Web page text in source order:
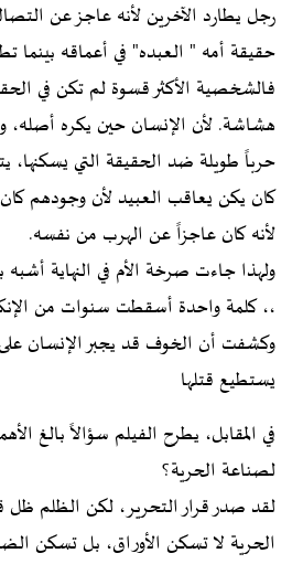
رجل يطارد الآخرين لأنه عاجز عن
حقيقة أمه " العبده" في أعماقه بينما
فالشخصية الأكثر قسوة لم تكن في
هشاشة. لأن الإنسان حين يكره
حرباً طويلة ضد الحقيقة التي
كان يكن يعاقب العبيد لأن وجودهم
لأنه كان عاجزاً عن الهرب من نفسه.
ولهذا جاءت صرخة الأم في النهاية أشبه
،، كلمة واحدة أسقطت سنوات من
وكشفت أن الخوف قد يجبر الإنسان على
يستطيع قتلها
في المقابل، يطرح الفيلم سؤالاً بالغ
لصناعة الحرية؟
لقد صدر قرار التحرير، لكن الظلم ظل
الحرية لا تسكن الأوراق، بل تسكن